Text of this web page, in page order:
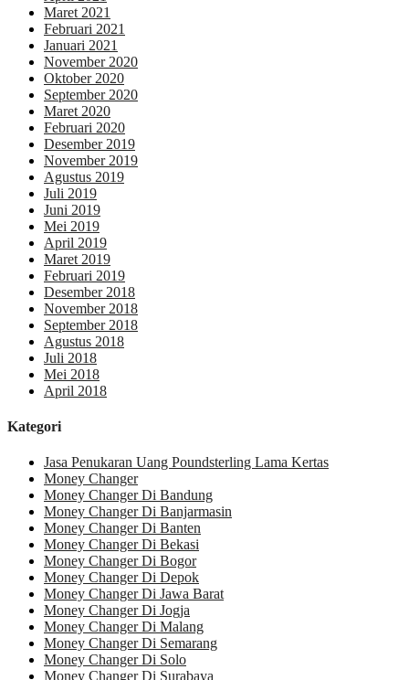
Maret 2021
Februari 2021
Januari 2021
November 2020
Oktober 2020
September 2020
Maret 2020
Februari 2020
Desember 2019
November 2019
Agustus 2019
Juli 2019
Juni 2019
Mei 2019
April 2019
Maret 2019
Februari 2019
Desember 2018
November 2018
September 2018
Agustus 2018
Juli 2018
Mei 2018
April 2018
Kategori
Jasa Penukaran Uang Poundsterling Lama Kertas
Money Changer
Money Changer Di Bandung
Money Changer Di Banjarmasin
Money Changer Di Banten
Money Changer Di Bekasi
Money Changer Di Bogor
Money Changer Di Depok
Money Changer Di Jawa Barat
Money Changer Di Jogja
Money Changer Di Malang
Money Changer Di Semarang
Money Changer Di Solo
Money Changer Di Surabaya